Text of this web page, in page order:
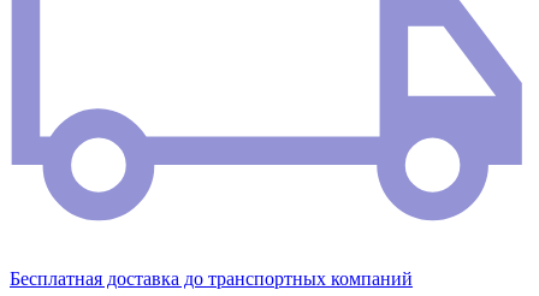
Бесплатная доставка до транспортных компаний